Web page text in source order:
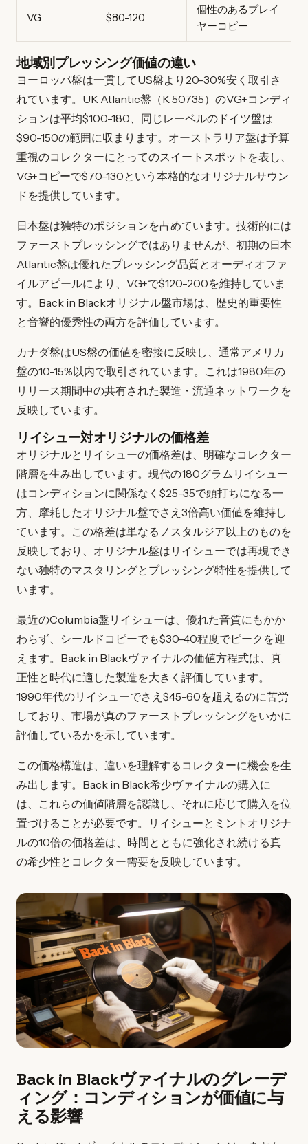
VG $80-120
個性のあるプレイ
ヤーコピー
地域別プレッシング価値の違い
ヨーロッパ盤は一貫してUS盤より20-30%安く取引さ
れています。UK Atlantic盤（K 50735）のVG+コンディ
ションは平均$100-180、同じレーベルのドイツ盤は
$90-150の範囲に収まります。オーストラリア盤は予算
重視のコレクターにとってのスイートスポットを表し、
VG+コピーで$70-130という本格的なオリジナルサウン
ドを提供しています。
日本盤は独特のポジションを占めています。技術的には
ファーストプレッシングではありませんが、初期の日本
Atlantic盤は優れたプレッシング品質とオーディオファ
イルアピールにより、VG+で$120-200を維持していま
す。Back in Blackオリジナル盤市場は、歴史的重要性
と音響的優秀性の両方を評価しています。
カナダ盤はUS盤の価値を密接に反映し、通常アメリカ
盤の10-15%以内で取引されています。これは1980年の
リリース期間中の共有された製造・流通ネットワークを
反映しています。
リイシュー対オリジナルの価格差
オリジナルとリイシューの価格差は、明確なコレクター
階層を生み出しています。現代の180グラムリイシュー
はコンディションに関係なく$25-35で頭打ちになる一
方、摩耗したオリジナル盤でさえ3倍高い価値を維持し
ています。この格差は単なるノスタルジア以上のものを
反映しており、オリジナル盤はリイシューでは再現でき
ない独特のマスタリングとプレッシング特性を提供して
います。
最近のColumbia盤リイシューは、優れた音質にもかか
わらず、シールドコピーでも$30-40程度でピークを迎
えます。Back in Blackヴァイナルの価値方程式は、真
正性と時代に適した製造を大きく評価しています。
1990年代のリイシューでさえ$45-60を超えるのに苦労
しており、市場が真のファーストプレッシングをいかに
評価しているかを示しています。
この価格構造は、違いを理解するコレクターに機会を生
み出します。Back in Black希少ヴァイナルの購入に
は、これらの価値階層を認識し、それに応じて購入を位
置づけることが必要です。リイシューとミントオリジナ
ルの10倍の価格差は、時間とともに強化され続ける真
の希少性とコレクター需要を反映しています。
Back in Blackヴァイナルのグレーデ
ィング：コンディションが価値に与
える影響